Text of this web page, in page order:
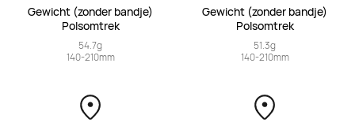
Gewicht (zonder bandje)
Polsomtrek
54.7g
140-210mm
Gewicht (zonder bandje)
Polsomtrek
51.3g
140-210mm